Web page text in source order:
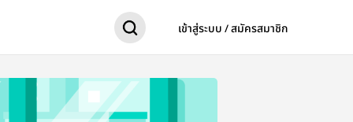
เข้าสู่ระบบ / สมัครสมาชิก